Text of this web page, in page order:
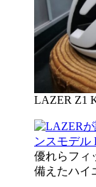
LAZER Z1
優れらフィ
備えたハイ